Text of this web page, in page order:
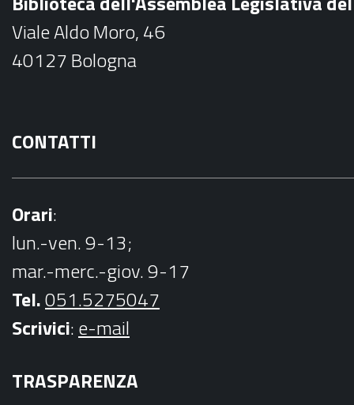
o
k
Viale Aldo Moro, 46
40127 Bologna
CONTATTI
Orari:
lun.-ven. 9-13;
mar.-merc.-giov. 9-17
Tel.051.5275047
Scrivici:e-mail
TRASPARENZA